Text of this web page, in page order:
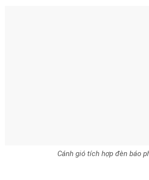
Cánh gió tích hợp đèn báo